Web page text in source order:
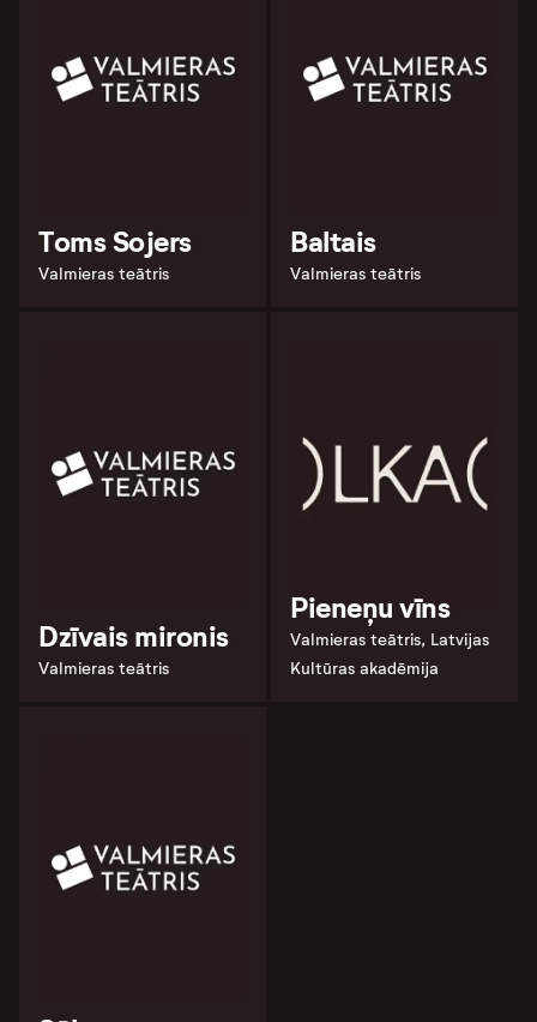
Toms Sojers
Valmieras teātris
Baltais
Valmieras teātris
Dzīvais mironis
Valmieras teātris
Pieneņu vīns
Valmieras teātris, Latvijas
Kultūras akadēmija